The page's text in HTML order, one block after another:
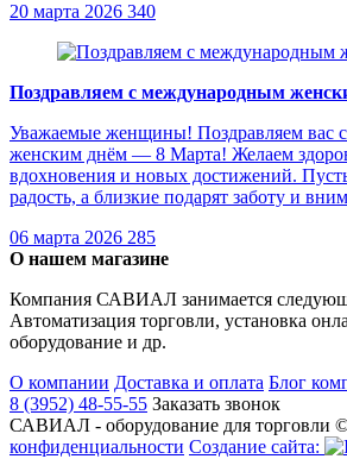
20 марта 2026 340
Поздравляем с международным
Уважаемые женщины! Поздравляем вас
женским днём — 8 Марта! Желаем
вдохновения и новых достижений.
радость, а близкие подарят заботу и
06 марта 2026 285
О нашем магазине
Компания САВИАЛ занимается
Автоматизация торговли, установка
оборудование и др.
О компании Доставка и оплата Блог
8 (3952) 48-55-55 Заказать звонок
САВИАЛ - оборудование для торговли
конфиденциальности Создание cайта: